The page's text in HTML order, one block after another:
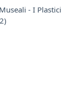
- I Plastici